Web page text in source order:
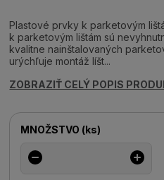
Plastové prvky k parketovým
k parketovým lištám sú
kvalitne nainštalovaných
urýchľuje montáž líšt...
ZOBRAZIŤ CELÝ POPIS
MNOŽSTVO (ks)